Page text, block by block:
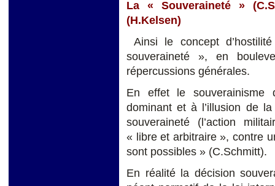
La « Souveraineté »
(H.Kelsen)
Ainsi le concept
souveraineté », en
répercussions générales.
En effet le souverainisme
dominant et à l’illusion de
souveraineté (l’action
« libre et arbitraire », contre
sont possibles » (C.Schmitt).
En réalité la décision